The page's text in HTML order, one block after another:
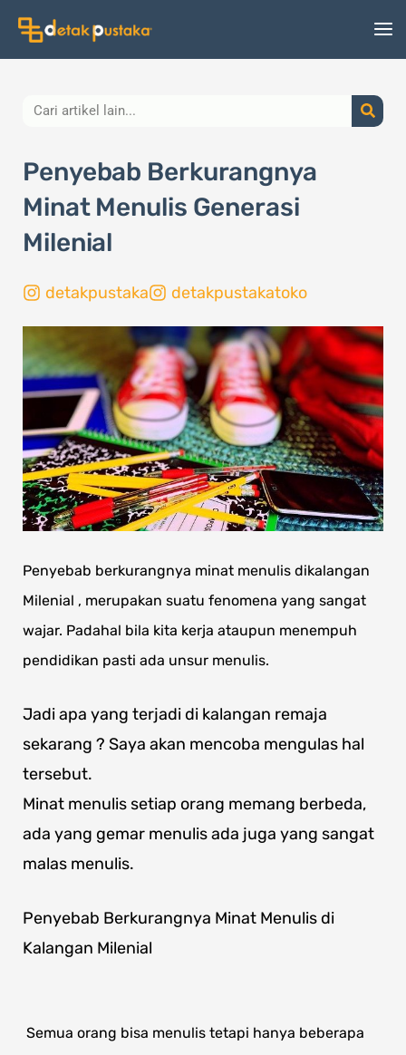
Lewati
Search
Penyebab Berkurangnya
Minat Menulis Generasi
Milenial
detakpustaka detakpustakatoko
Penyebab berkurangnya minat menulis dikalangan
Milenial , merupakan suatu fenomena yang sangat
wajar. Padahal bila kita kerja ataupun menempuh
pendidikan pasti ada unsur menulis.
Jadi apa yang terjadi di kalangan remaja
sekarang ? Saya akan mencoba mengulas hal
tersebut.
Minat menulis setiap orang memang berbeda,
ada yang gemar menulis ada juga yang sangat
malas menulis.
Penyebab Berkurangnya Minat Menulis di
Kalangan Milenial
Semua orang bisa menulis tetapi hanya beberapa